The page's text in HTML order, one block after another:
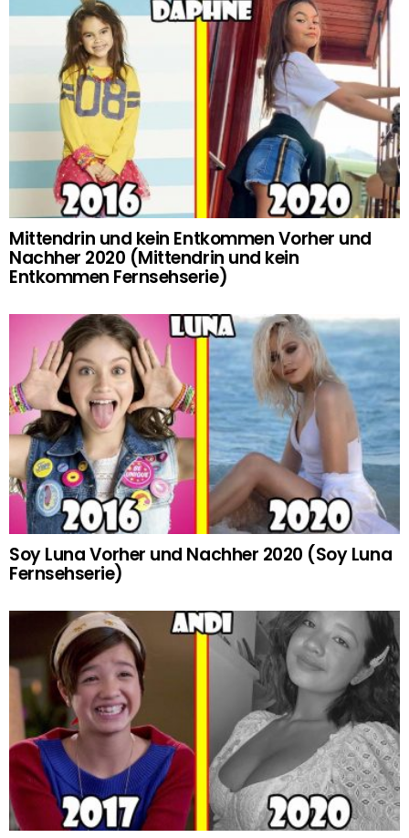
Mittendrin und kein Entkommen Vorher und
Nachher 2020 (Mittendrin und kein
Entkommen Fernsehserie)
Soy Luna Vorher und Nachher 2020 (Soy Luna
Fernsehserie)